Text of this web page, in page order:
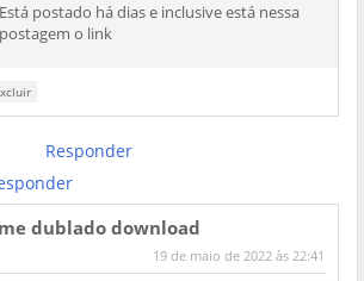
Está postado há dias e inclusive está nessa
postagem o link
Responder
dublado download
19 de maio de 2022 às 22:41